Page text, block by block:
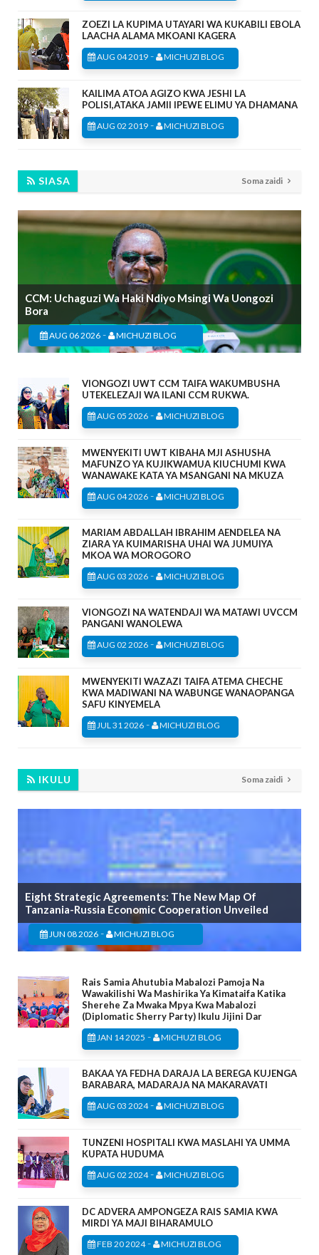
ZOEZI LA KUPIMA UTAYARI WA KUKABILI EBOLA
LAACHA ALAMA MKOANI KAGERA
AUG 04 2019 - MICHUZI BLOG
KAILIMA ATOA AGIZO KWA JESHI LA
POLISI,ATAKA JAMII IPEWE ELIMU YA DHAMANA
AUG 02 2019 - MICHUZI BLOG
SIASA Soma zaidi
CCM: Uchaguzi Wa Haki Ndiyo Msingi Wa Uongozi
Bora
AUG 06 2026 - MICHUZI BLOG
VIONGOZI UWT CCM TAIFA WAKUMBUSHA
UTEKELEZAJI WA ILANI CCM RUKWA.
AUG 05 2026 - MICHUZI BLOG
MWENYEKITI UWT KIBAHA MJI ASHUSHA
MAFUNZO YA KUJIKWAMUA KIUCHUMI KWA
WANAWAKE KATA YA MSANGANI NA MKUZA
AUG 04 2026 - MICHUZI BLOG
MARIAM ABDALLAH IBRAHIM AENDELEA NA
ZIARA YA KUIMARISHA UHAI WA JUMUIYA
MKOA WA MOROGORO
AUG 03 2026 - MICHUZI BLOG
VIONGOZI NA WATENDAJI WA MATAWI UVCCM
PANGANI WANOLEWA
AUG 02 2026 - MICHUZI BLOG
MWENYEKITI WAZAZI TAIFA ATEMA CHECHE
KWA MADIWANI NA WABUNGE WANAOPANGA
SAFU KINYEMELA
JUL 31 2026 - MICHUZI BLOG
IKULU Soma zaidi
Eight Strategic Agreements: The New Map Of
Tanzania-Russia Economic Cooperation Unveiled
JUN 08 2026 - MICHUZI BLOG
Rais Samia Ahutubia Mabalozi Pamoja Na
Wawakilishi Wa Mashirika Ya Kimataifa Katika
Sherehe Za Mwaka Mpya Kwa Mabalozi
(Diplomatic Sherry Party) Ikulu Jijini Dar
JAN 14 2025 - MICHUZI BLOG
BAKAA YA FEDHA DARAJA LA BEREGA KUJENGA
BARABARA, MADARAJA NA MAKARAVATI
AUG 03 2024- MICHUZI BLOG
TUNZENI HOSPITALI KWA MASLAHI YA UMMA
KUPATA HUDUMA
AUG 02 2024- MICHUZI BLOG
DC ADVERA AMPONGEZA RAIS SAMIA KWA
MIRDI YA MAJI BIHARAMULO
FEB 20 2024- MICHUZI BLOG